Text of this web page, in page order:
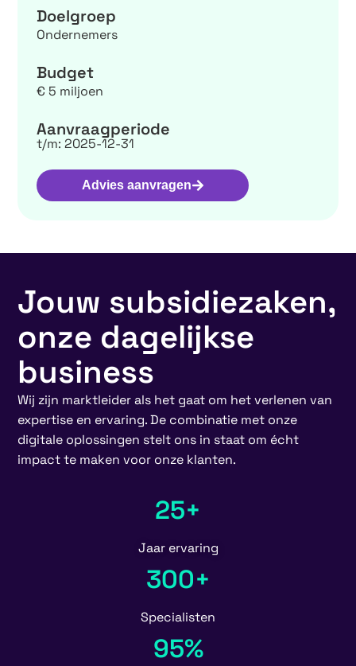
Doelgroep
Ondernemers
Budget
€ 5 miljoen
Aanvraagperiode
t/m: 2025-12-31
Advies aanvragen
Jouw subsidiezaken,
onze dagelijkse
business
Wij zijn marktleider als het gaat om het verlenen van
expertise en ervaring. De combinatie met onze
digitale oplossingen stelt ons in staat om écht
impact te maken voor onze klanten.
25+
Jaar ervaring
300+
Specialisten
95%